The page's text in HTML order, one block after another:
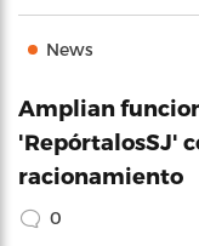
News
Amplian
'RepórtalosSJ'
racionamiento
0